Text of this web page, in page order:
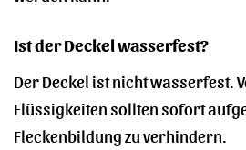
Ist der Deckel wasserfest?
Der Deckel ist nicht wasserfest.
Flüssigkeiten sollten sofort
Fleckenbildung zu verhindern.